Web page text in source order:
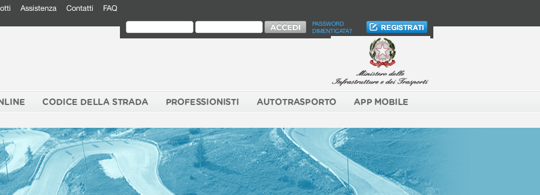
Assistenza Contatti FAQ
PASSWORD
DIMENTICATA?
CODICE DELLA STRADA PROFESSIONISTI AUTOTRASPORTO APP MOBILE